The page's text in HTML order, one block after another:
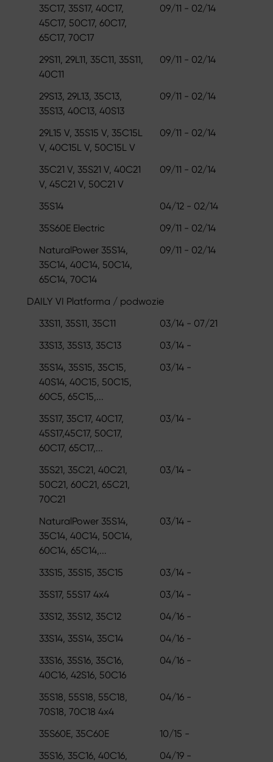
35C17, 35S17, 40C17,
45C17, 50C17, 60C17,
65C17, 70C17
09/11 - 02/14
29S11, 29L11, 35C11, 35S11,
40C11
09/11 - 02/14
29S13, 29L13, 35C13,
35S13, 40C13, 40S13
09/11 - 02/14
29L15 V, 35S15 V, 35C15L
V, 40C15L V, 50C15L V
09/11 - 02/14
35C21 V, 35S21 V, 40C21
V, 45C21 V, 50C21 V
09/11 - 02/14
35S14
04/12 - 02/14
35S60E Electric
09/11 - 02/14
NaturalPower 35S14,
35C14, 40C14, 50C14,
65C14, 70C14
09/11 - 02/14
DAILY VI Platforma / podwozie
33S11, 35S11, 35C11
03/14 - 07/21
33S13, 35S13, 35C13
03/14 -
35S14, 35S15, 35C15,
40S14, 40C15, 50C15,
60C5, 65C15,...
03/14 -
35S17, 35C17, 40C17,
45S17,45C17, 50C17,
60C17, 65C17,...
03/14 -
35S21, 35C21, 40C21,
50C21, 60C21, 65C21,
70C21
03/14 -
NaturalPower 35S14,
35C14, 40C14, 50C14,
60C14, 65C14,...
03/14 -
33S15, 35S15, 35C15
03/14 -
35S17, 55S17 4x4
03/14 -
33S12, 35S12, 35C12
04/16 -
33S14, 35S14, 35C14
04/16 -
33S16, 35S16, 35C16,
40C16, 42S16, 50C16
04/16 -
35S18, 55S18, 55C18,
70S18, 70C18 4x4
04/16 -
35S60E, 35C60E
10/15 -
35S16, 35C16, 40C16,
04/19 -